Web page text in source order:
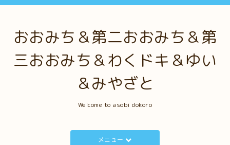
おおみち＆第二おおみち＆第
三おおみち＆わくドキ＆ゆい
＆みやざと
Welcome to asobi dokoro
メニュー